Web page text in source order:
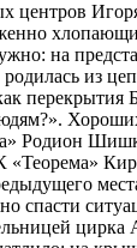
центров
на
из
перекрытия
Родион
«Теорема»
спасти